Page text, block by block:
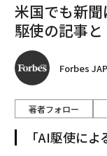
米国でも新
駆使の記事
Forbes
著者フォロー
「AI駆使に